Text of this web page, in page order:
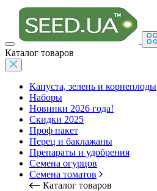
Каталог товаров
Капуста, зелень и корнеплоды
Наборы
Новинки 2026 года!
Скидки 2025
Проф пакет
Перец и баклажаны
Препараты и удобрения
Семена огурцов
Семена томатов
Каталог товаров